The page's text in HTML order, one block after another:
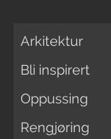
Arkitektur
Bli inspirert
Oppussing
Rengjøring